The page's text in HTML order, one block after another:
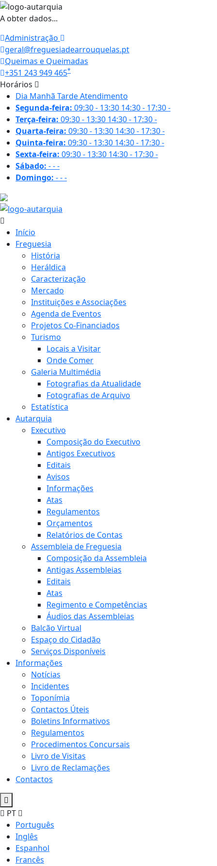
A obter dados...
Administração
geral@freguesiadearrouquelas.pt
Queimas e Queimadas
+351 243 949 465*
Horários
Dia Manhã TardeAtendimento
Segunda-feira: 09:30 - 13:30 14:30 - 17:30-
Terça-feira: 09:30 - 13:30 14:30 - 17:30-
Quarta-feira: 09:30 - 13:30 14:30 - 17:30-
Quinta-feira: 09:30 - 13:30 14:30 - 17:30-
Sexta-feira: 09:30 - 13:30 14:30 - 17:30-
Sábado: ---
Domingo: ---
Início
Freguesia
História
Heráldica
Caracterização
Mercado
Instituições e Associações
Agenda de Eventos
Projetos Co-Financiados
Turismo
Locais a Visitar
Onde Comer
Galeria Multimédia
Fotografias da Atualidade
Fotografias de Arquivo
Estatística
Autarquia
Executivo
Composição do Executivo
Antigos Executivos
Editais
Avisos
Informações
Atas
Regulamentos
Orçamentos
Relatórios de Contas
Assembleia de Freguesia
Composição da Assembleia
Antigas Assembleias
Editais
Atas
Regimento e Competências
Áudios das Assembleias
Balcão Virtual
Espaço do Cidadão
Serviços Disponíveis
Informações
Notícias
Incidentes
Toponímia
Contactos Úteis
Boletins Informativos
Regulamentos
Procedimentos Concursais
Livro de Visitas
Livro de Reclamações
Contactos
PT
Português
Inglês
Espanhol
Francês